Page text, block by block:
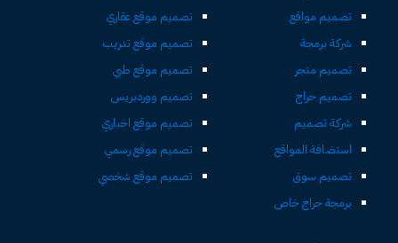
تصميم مواقع
شركة برمجة
تصميم متجر
تصميم حراج
شركة تصميم
استضافة المواقع
تصميم سوق
برمجة حراج خاص
تصميم موقع عقاري
تصميم موقع تدريب
تصميم موقع طبي
تصميم ووردبريس
تصميم موقع اخباري
تصميم موقع رسمي
تصميم موقع شخصي